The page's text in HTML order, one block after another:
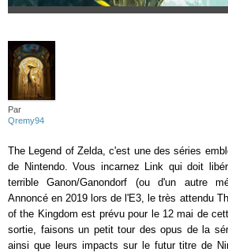
Par
Qremy94
The Legend of Zelda, c'est une des séries
de Nintendo. Vous incarnez Link qui doit
terrible Ganon/Ganondorf (ou d'un autre
Annoncé en 2019 lors de l'E3, le très attendu
of the Kingdom est prévu pour le 12 mai de
sortie, faisons un petit tour des opus de la
ainsi que leurs impacts sur le futur titre de